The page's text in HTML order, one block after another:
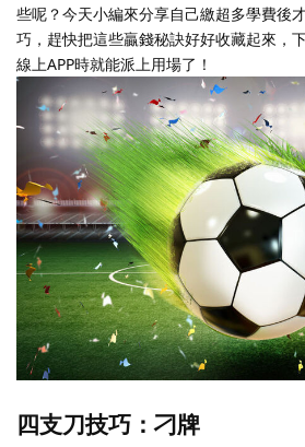
些呢？今天小編來分享自己繳超多學費後
巧，趕快把這些贏錢秘訣好好收藏起來，
線上APP時就能派上用場了！
四支刀技巧：刁牌